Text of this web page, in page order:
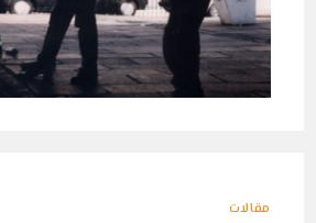
مقالات